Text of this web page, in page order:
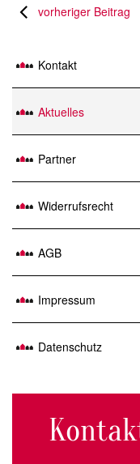
vorheriger Beitrag
Kontakt
Aktuelles
Partner
Widerrufsrecht
AGB
Impressum
Datenschutz